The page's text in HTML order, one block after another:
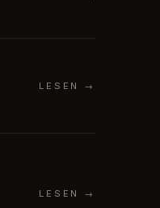
LESEN →
LESEN →